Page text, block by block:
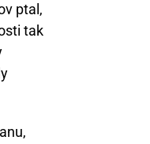
ptal,
tak